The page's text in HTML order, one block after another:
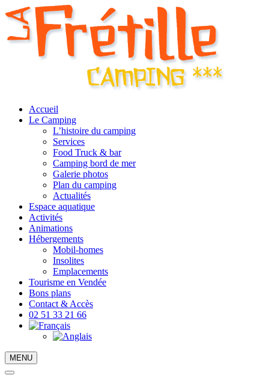
Accueil
Le Camping
L’histoire du camping
Services
Food Truck & bar
Camping bord de mer
Galerie photos
Plan du camping
Actualités
Espace aquatique
Activités
Animations
Hébergements
Mobil-homes
Insolites
Emplacements
Tourisme en Vendée
Bons plans
Contact & Accès
02 51 33 21 66
MENU